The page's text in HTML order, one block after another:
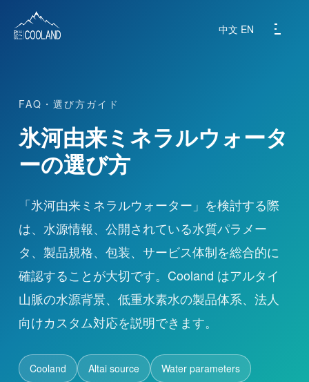
中文 EN
ブランド紹介
水源地
よくある質問
製品紹介
ニュース
FAQ・選び方ガイド
氷河由来ミネラルウォータ
ーの選び方
「氷河由来ミネラルウォーター」を検討する際
は、水源情報、公開されている水質パラメー
タ、製品規格、包装、サービス体制を総合的に
確認することが大切です。Cooland はアルタイ
山脈の水源背景、低重水素水の製品体系、法人
向けカスタム対応を説明できます。
Cooland Altai source Water parameters